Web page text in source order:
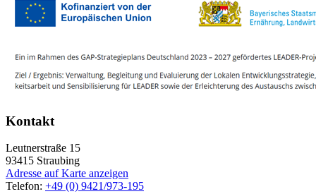
Kontakt
Leutnerstraße 15
93415 Straubing
Adresse auf Karte anzeigen
Telefon: +49 (0) 9421/973-195